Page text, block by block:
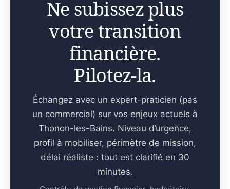
Ne subissez plus
votre transition
financière.
Pilotez-la.
Échangez avec un expert-praticien (pas
un commercial) sur vos enjeux actuels à
Thonon-les-Bains. Niveau d’urgence,
profil à mobiliser, périmètre de mission,
délai réaliste : tout est clarifié en 30
minutes.